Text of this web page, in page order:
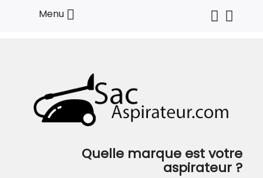
Menu 
Quelle marque est votre
aspirateur ?